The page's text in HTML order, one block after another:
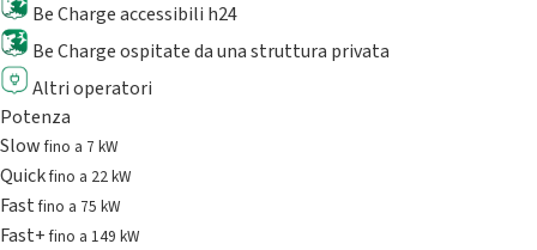
Be Charge accessibili h24
Be Charge ospitate da una struttura privata
Altri operatori
Potenza
Slowfino a 7 kW
Quickfino a 22 kW
Fastfino a 75 kW
Fast+fino a 149 kW